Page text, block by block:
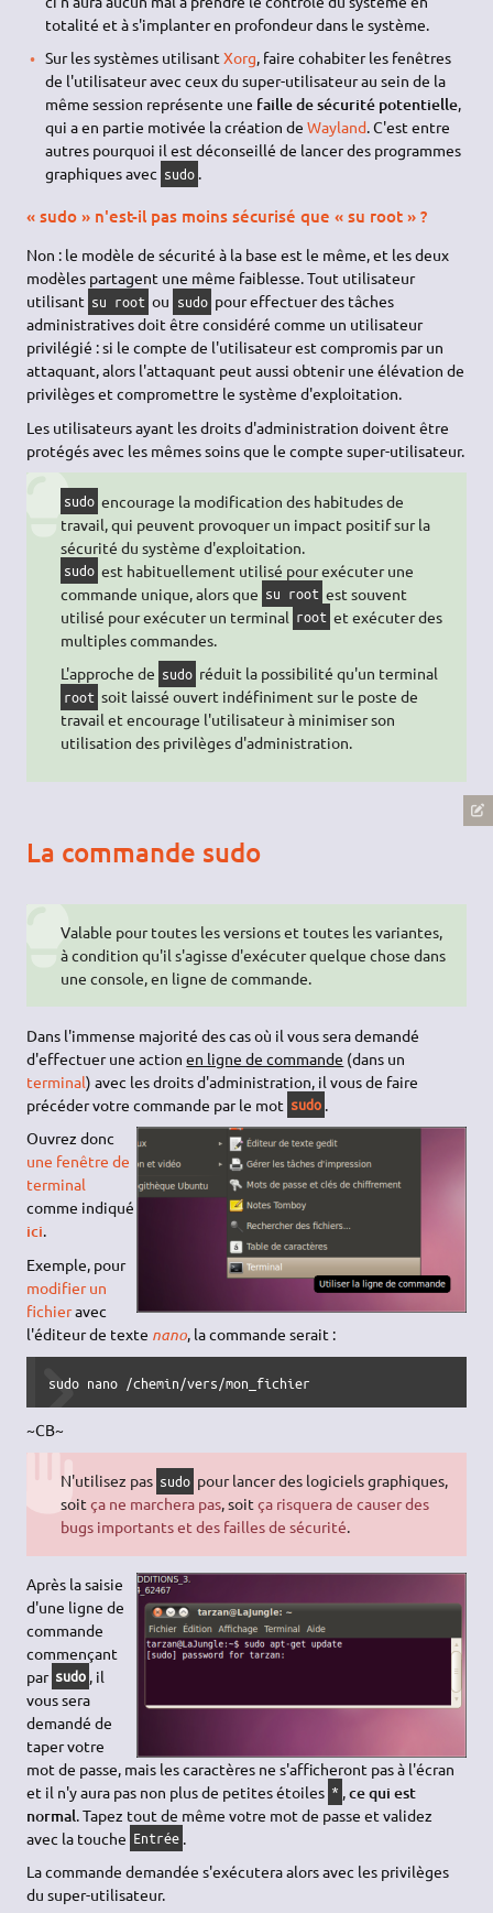
totalité et à s'implanter en profondeur dans le système.
Sur les systèmes utilisant Xorg, faire cohabiter les fenêtres
de l'utilisateur avec ceux du super-utilisateur au sein de la
même session représente une faille de sécurité potentielle,
qui a en partie motivée la création de Wayland. C'est entre
autres pourquoi il est déconseillé de lancer des programmes
graphiques avec sudo .
« sudo » n'est-il pas moins sécurisé que « su root » ?
Non : le modèle de sécurité à la base est le même, et les deux
modèles partagent une même faiblesse. Tout utilisateur
utilisant su root ou sudo pour effectuer des tâches
administratives doit être considéré comme un utilisateur
privilégié : si le compte de l'utilisateur est compromis par un
attaquant, alors l'attaquant peut aussi obtenir une élévation de
privilèges et compromettre le système d'exploitation.
Les utilisateurs ayant les droits d'administration doivent être
protégés avec les mêmes soins que le compte super-utilisateur.
sudo encourage la modification des habitudes de
travail, qui peuvent provoquer un impact positif sur la
sécurité du système d'exploitation.
sudo est habituellement utilisé pour exécuter une
commande unique, alors que su root est souvent
utilisé pour exécuter un terminal root et exécuter des
multiples commandes.
L'approche de sudo réduit la possibilité qu'un terminal
root soit laissé ouvert indéfiniment sur le poste de
travail et encourage l'utilisateur à minimiser son
utilisation des privilèges d'administration.
La commande sudo
Valable pour toutes les versions et toutes les variantes,
à condition qu'il s'agisse d'exécuter quelque chose dans
une console, en ligne de commande.
Dans l'immense majorité des cas où il vous sera demandé
d'effectuer une actionen ligne de commande (dans un
terminal) avec les droits d'administration, il vous de faire
précéder votre commande par le mot sudo
Ouvrez donc
une fenêtre de
terminal
comme indiqué
ici.
Exemple, pour
modifier un
fichieravec
l'éditeur de texte nano, la commande serait :
sudo nano /chemin/vers/mon_fichier
~CB~
N'utilisez pas sudo pour lancer des logiciels graphiques,
soit ça ne marchera pas, soit ça risquera de causer des
bugs importants et des failles de sécurité.
Après la saisie
d'une ligne de
commande
commençant
par sudo , il
vous sera
demandé de
taper votre
mot de passe, mais les caractères ne s'afficheront pas à l'écran
et il n'y aura pas non plus de petites étoiles * ,ce qui est
normal. Tapez tout de même votre mot de passe et validez
avec la touche Entrée .
La commande demandée s'exécutera alors avec les privilèges
du super-utilisateur.